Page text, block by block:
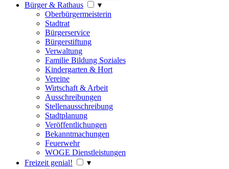
Bürger & Rathaus
▾
Oberbürgermeisterin
Stadtrat
Bürgerservice
Bürgerstiftung
Verwaltung
Familie Bildung Soziales
Kindergarten & Hort
Vereine
Wirtschaft & Arbeit
Ausschreibungen
Stellenausschreibung
Stadtplanung
Veröffentlichungen
Bekanntmachungen
Feuerwehr
WOGE Dienstleistungen
Freizeit genial!
▾